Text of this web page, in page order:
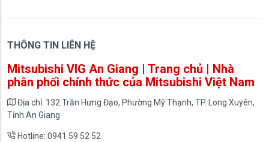
THÔNG TIN LIÊN HỆ
Mitsubishi VIG An Giang | Trang chủ | Nhà
phân phối chính thức của Mitsubishi Việt Nam
Địa chỉ: 132 Trần Hưng Đạo, Phường Mỹ Thạnh, TP. Long Xuyên,
Tỉnh An Giang
Hotline: 0941 59 52 52